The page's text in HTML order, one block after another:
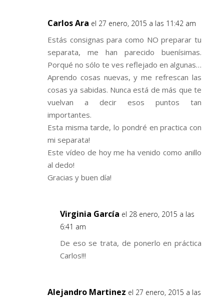
Carlos Ara el 27 enero, 2015 a las 11:42 am
Estás consignas para como NO preparar tu
separata, me han parecido buenísimas.
Porqué no sólo te ves reflejado en algunas…
Aprendo cosas nuevas, y me refrescan las
cosas ya sabidas. Nunca está de más que te
vuelvan a decir esos puntos tan
importantes.
Esta misma tarde, lo pondré en practica con
mi separata!
Este vídeo de hoy me ha venido como anillo
al dedo!
Gracias y buen día!
Virginia García el 28 enero, 2015 a las
6:41 am
De eso se trata, de ponerlo en práctica
Carlos!!!
Alejandro Martinez el 27 enero, 2015 a las